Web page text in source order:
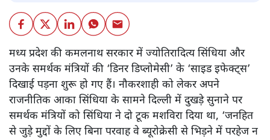
मध्य प्रदेश की कमलनाथ सरकार में ज्योतिरादित्य सिंधिया और
उनके समर्थक मंत्रियों की ‘डिनर डिप्लोमेसी’ के ‘साइड इफेक्ट्स’
दिखाई पड़ना शुरू हो गए हैं। नौकरशाही को लेकर अपने
राजनीतिक आका सिंधिया के सामने दिल्ली में दुखड़े सुनाने पर
समर्थक मंत्रियों को सिंधिया ने दो टूक मशविरा दिया था, ‘जनहित
से जुड़े मुद्दों के लिए बिना परवाह वे ब्यूरोक्रेसी से भिड़ने में परहेज न